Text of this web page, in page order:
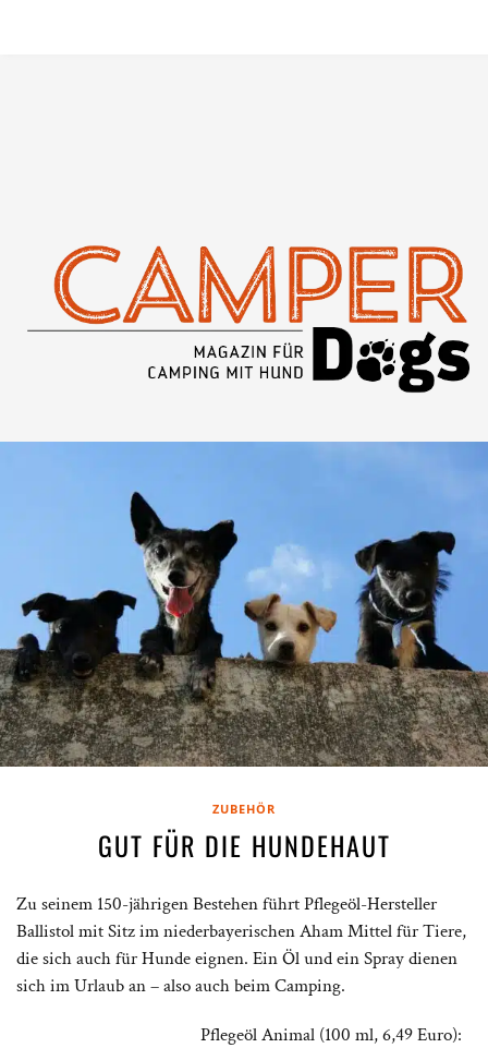
ZUBEHÖR
GUT FÜR DIE HUNDEHAUT
Zu seinem 150-jährigen Bestehen führt Pflegeöl-Hersteller
Ballistol mit Sitz im niederbayerischen Aham Mittel für Tiere,
die sich auch für Hunde eignen. Ein Öl und ein Spray dienen
sich im Urlaub an – also auch beim Camping.
Pflegeöl Animal (100 ml, 6,49 Euro):